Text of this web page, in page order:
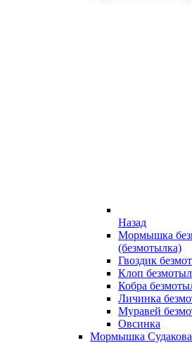
Назад
Мормышка
(безмотылка)
Гвоздик
Клоп
Кобра
Личинка
Муравей
Овсинка
Мормышка